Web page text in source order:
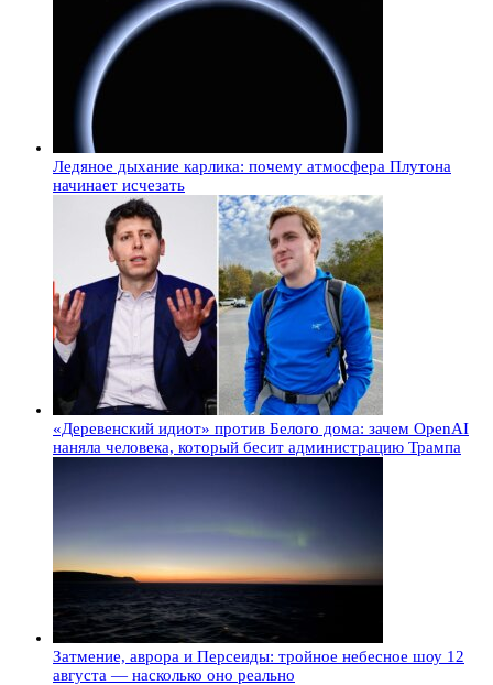
Ледяное дыхание карлика: почему атмосфера Плутона
начинает исчезать
«Деревенский идиот» против Белого дома: зачем OpenAI
наняла человека, который бесит администрацию Трампа
Затмение, аврора и Персеиды: тройное небесное шоу 12
августа — насколько оно реально